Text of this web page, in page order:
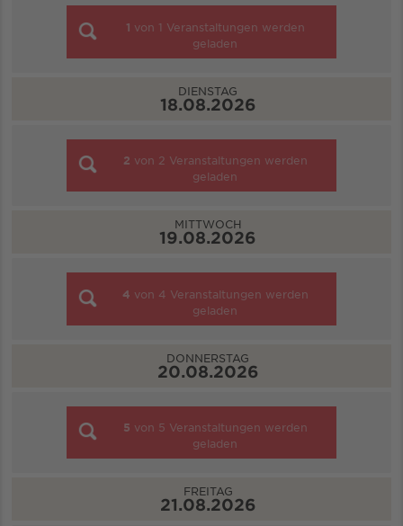
1 von 1 Veranstaltungen werden
geladen
DIENSTAG
18.08.2026
2 von 2 Veranstaltungen werden
geladen
MITTWOCH
19.08.2026
4 von 4 Veranstaltungen werden
geladen
DONNERSTAG
20.08.2026
5 von 5 Veranstaltungen werden
geladen
FREITAG
21.08.2026